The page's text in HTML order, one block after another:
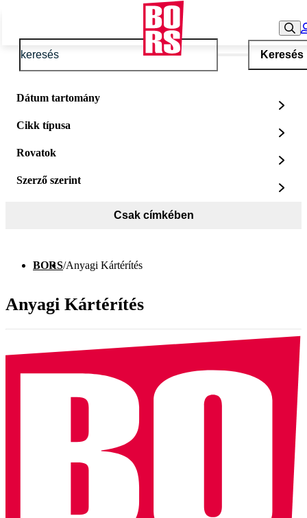
Keresés
Dátum tartomány
Cikk típusa
Rovatok
Szerző szerint
Csak címkében
BORS/Anyagi Kártérítés
Anyagi Kártérítés